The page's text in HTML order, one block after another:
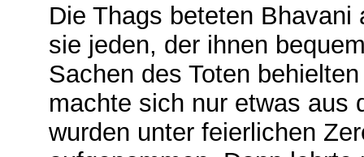
Die Thags beteten
sie jeden, der ihnen
Sachen des Toten
machte sich nur etwas aus
wurden unter feierlichen